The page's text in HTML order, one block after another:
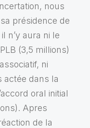
nous
présidence de
n’y aura ni le
(3,5 millions)
ni
actée dans la
oral initial
Apres
de la